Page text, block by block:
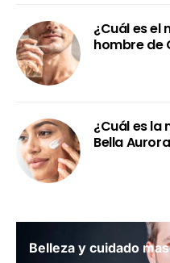
¿Cuál es el
hombre de
¿Cuál es
Bella
Belleza y cuidado